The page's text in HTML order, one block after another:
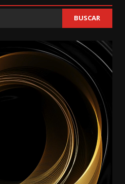
BUSCAR